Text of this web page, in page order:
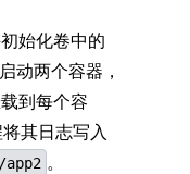
始化卷中的
动两个容器，
到每个容
其日志写入
。